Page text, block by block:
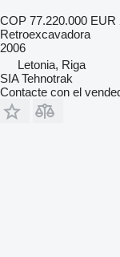
COP 77.220.000 EUR
Retroexcavadora
2006
Letonia, Riga
SIA Tehnotrak
Contacte con el